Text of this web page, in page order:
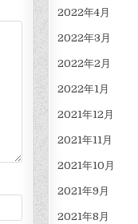
2022年4月
2022年3月
2022年2月
2022年1月
2021年12月
2021年11月
2021年10月
2021年9月
2021年8月